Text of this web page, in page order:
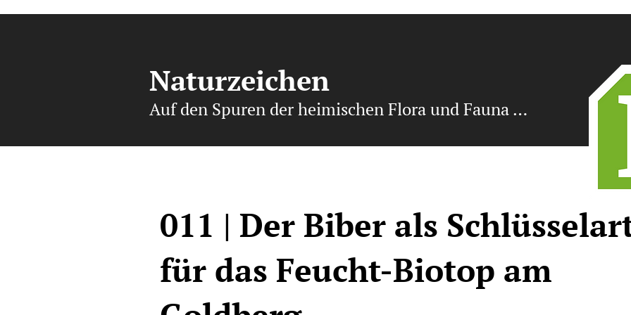
Naturzeichen
Auf den Spuren der heimischen Flora und Fauna …
011 | Der Biber als
für das Feucht-Biotop am